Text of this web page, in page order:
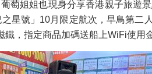
萄姐姐也現身分享香港親子旅遊
星號」10月限定航次，早鳥第
，指定商品加碼送船上WiFi使用金